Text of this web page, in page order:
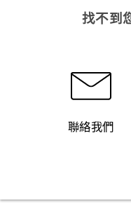
找不到
聯絡我們